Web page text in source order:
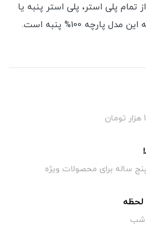
پلی استر، پلی استر پنبه یا
100% پنبه است.
ساله برای محصولات ویژه
لحظه